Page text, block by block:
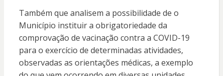
Também que analisem a possibilidade de o
Município instituir a obrigatoriedade da
comprovação de vacinação contra a COVID-19
para o exercício de determinadas atividades,
observadas as orientações médicas, a exemplo